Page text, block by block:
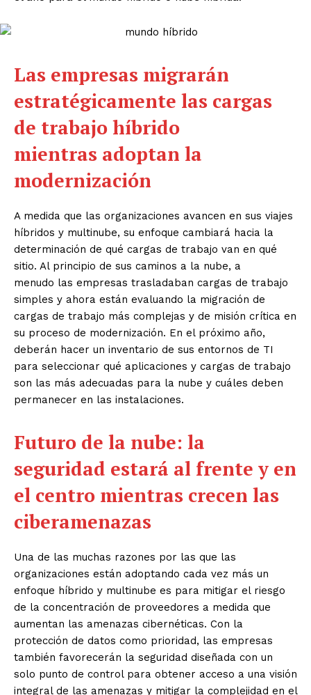
Las empresas migrarán
estratégicamente las cargas
de trabajo híbrido
mientras adoptan la
modernización
A medida que las organizaciones avancen en sus viajes
híbridos y multinube, su enfoque cambiará hacia la
determinación de qué cargas de trabajo van en qué
sitio. Al principio de sus caminos a la nube, a
menudo las empresas trasladaban cargas de trabajo
simples y ahora están evaluando la migración de
cargas de trabajo más complejas y de misión crítica en
su proceso de modernización. En el próximo año,
deberán hacer un inventario de sus entornos de TI
para seleccionar qué aplicaciones y cargas de trabajo
son las más adecuadas para la nube y cuáles deben
permanecer en las instalaciones.
Futuro de la nube: la
seguridad estará al frente y en
el centro mientras crecen las
ciberamenazas
Una de las muchas razones por las que las
organizaciones están adoptando cada vez más un
enfoque híbrido y multinube es para mitigar el riesgo
de la concentración de proveedores a medida que
aumentan las amenazas cibernéticas. Con la
protección de datos como prioridad, las empresas
también favorecerán la seguridad diseñada con un
solo punto de control para obtener acceso a una visión
integral de las amenazas y mitigar la complejidad en el